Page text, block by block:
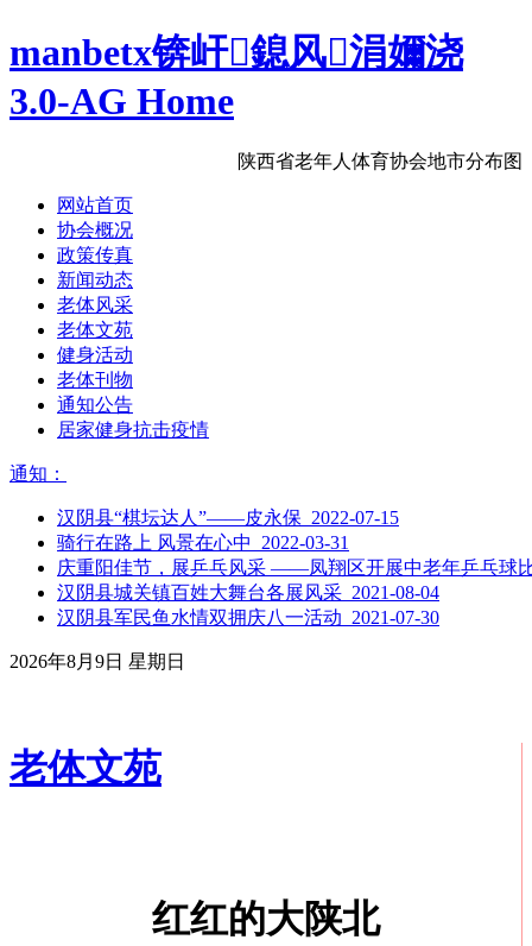
manbetx锛屽鎴风涓嬭浇
3.0-AG Home
陕西省老年人体育协会地市分布图
网站首页
协会概况
政策传真
新闻动态
老体风采
老体文苑
健身活动
老体刊物
通知公告
居家健身抗击疫情
通知：
汉阴县“棋坛达人”——皮永保 2022-07-15
骑行在路上 风景在心中 2022-03-31
庆重阳佳节，展乒乓风采 ——凤翔区开展中老年乒乓球
汉阴县城关镇百姓大舞台各展风采 2021-08-04
汉阴县军民鱼水情双拥庆八一活动 2021-07-30
2026年8月9日 星期日
老体文苑
红红的大陕北